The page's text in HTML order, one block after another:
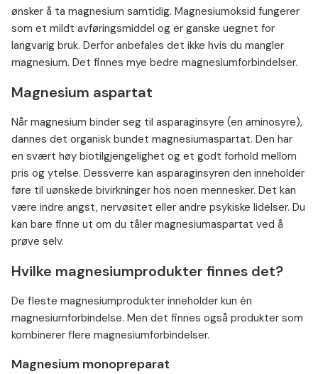
ønsker å ta magnesium samtidig. Magnesiumoksid fungerer
som et mildt avføringsmiddel og er ganske uegnet for
langvarig bruk. Derfor anbefales det ikke hvis du mangler
magnesium. Det finnes mye bedre magnesiumforbindelser.
Magnesium aspartat
Når magnesium binder seg til asparaginsyre (en aminosyre),
dannes det organisk bundet magnesiumaspartat. Den har
en svært høy biotilgjengelighet og et godt forhold mellom
pris og ytelse. Dessverre kan asparaginsyren den inneholder
føre til uønskede bivirkninger hos noen mennesker. Det kan
være indre angst, nervøsitet eller andre psykiske lidelser. Du
kan bare finne ut om du tåler magnesiumaspartat ved å
prøve selv.
Hvilke magnesiumprodukter finnes det?
De fleste magnesiumprodukter inneholder kun én
magnesiumforbindelse. Men det finnes også produkter som
kombinerer flere magnesiumforbindelser.
Magnesium monopreparat